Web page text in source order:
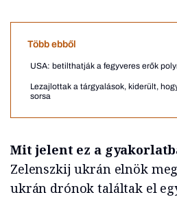
Több ebből
USA: betilthatják a fegyveres erők
Lezajlottak a tárgyalások, kiderült,
sorsa
Mit jelent ez a
Zelenszkij ukrán elnök
ukrán drónok találtak el